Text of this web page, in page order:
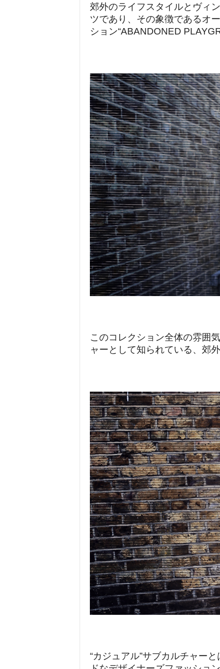
郊外のライフスタイルとヴィ
ツであり、その象徴であるオ
ション“ABANDONED
このコレクション全体の雰囲
ャーとして知られている、郊
“カジュアル”サブカルチャー